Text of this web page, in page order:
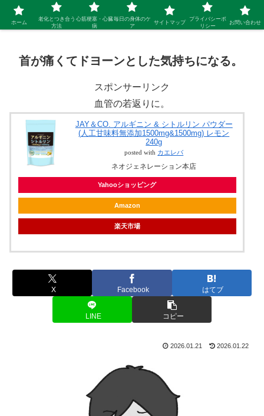
シニア 新しい人生を開拓するブログ
首が痛くてドヨーンとした気持ちになる。
スポンサーリンク
血管の若返りに。
JAY＆CO. アルギニン & シトルリン パウダー
(人工甘味料無添加1500mg&1500mg) レモン
240g
posted with カエレバ
ネオジェネレーション本店
Yahooショッピング
Amazon
楽天市場
X Facebook はてブ
LINE コピー
2026.01.21 2026.01.22
ホーム
老化とつき合う
方法
心筋梗塞・心臓
病
毎日の身体のケ
ア
サイトマップ
プライバシーポ
リシー
お問い合わせ